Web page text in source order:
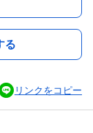
る
リンクをコピー